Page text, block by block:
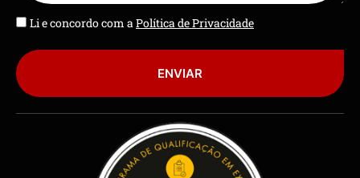
Li e concordo com aPolítica de Privacidade
ENVIAR